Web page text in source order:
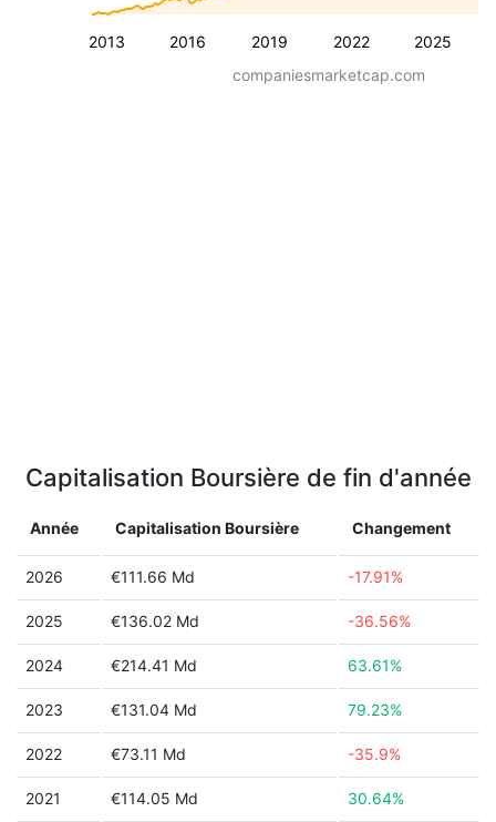
2013 2016 2019 2022 2025
companiesmarketcap.com
Capitalisation Boursière de fin d'année
Année Capitalisation Boursière Changement
2026 €111.66 Md -17.91%
2025 €136.02 Md -36.56%
2024 €214.41 Md 63.61%
2023 €131.04 Md 79.23%
2022 €73.11 Md -35.9%
2021 €114.05 Md 30.64%